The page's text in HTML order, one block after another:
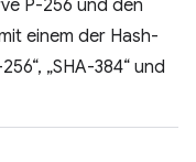
P-256 und den
einem der Hash-
„SHA-384“ und